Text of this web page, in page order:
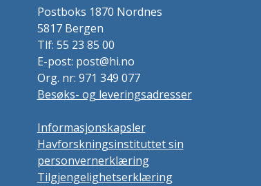
Postboks 1870 Nordnes
5817 Bergen
Tlf: 55 23 85 00
E-post: post@hi.no
Org. nr: 971 349 077
Besøks- og leveringsadresser
Informasjonskapsler
Havforskningsinstituttet sin
personvernerklæring
Tilgjengelighetserklæring